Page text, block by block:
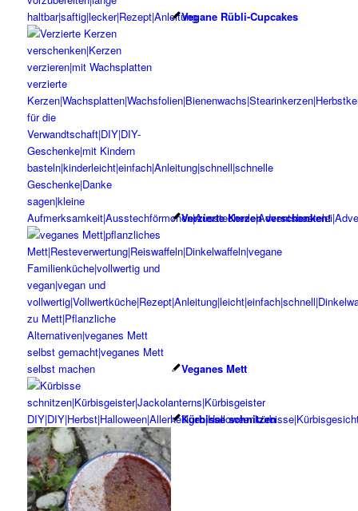
Vegane Rübli-Cupcakes
Verzierte Kerzen verschenken!
Veganes Mett
Kürbisse schnitzen